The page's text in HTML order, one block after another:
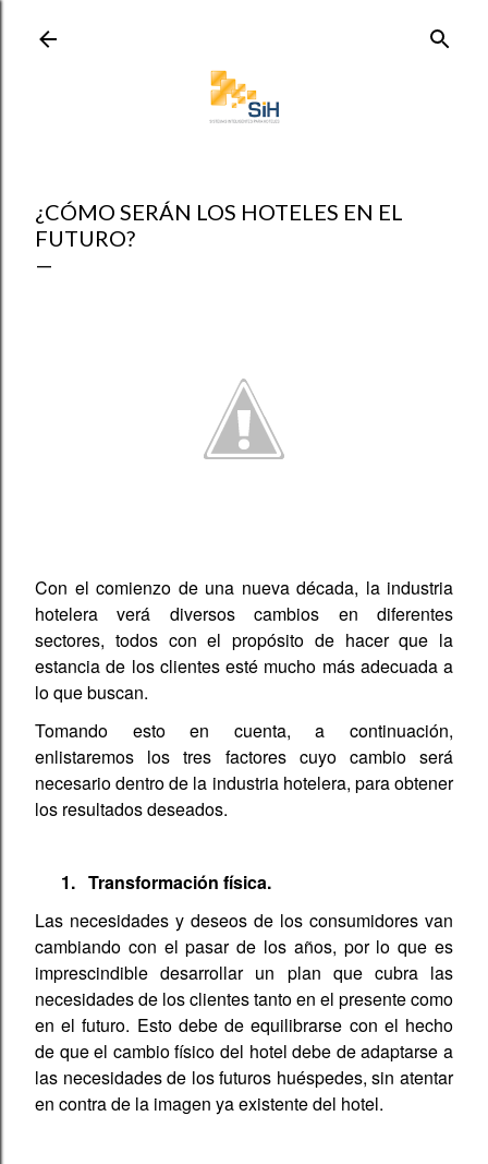
¿CÓMO SERÁN LOS HOTELES EN EL
FUTURO?
Con el comienzo de una nueva década, la industria
hotelera verá diversos cambios en diferentes
sectores, todos con el propósito de hacer que la
estancia de los clientes esté mucho más adecuada a
lo que buscan.
Tomando esto en cuenta, a continuación,
enlistaremos los tres factores cuyo cambio será
necesario dentro de la industria hotelera, para obtener
los resultados deseados.
1. Transformación física.
Las necesidades y deseos de los consumidores van
cambiando con el pasar de los años, por lo que es
imprescindible desarrollar un plan que cubra las
necesidades de los clientes tanto en el presente como
en el futuro. Esto debe de equilibrarse con el hecho
de que el cambio físico del hotel debe de adaptarse a
las necesidades de los futuros huéspedes, sin atentar
en contra de la imagen ya existente del hotel.